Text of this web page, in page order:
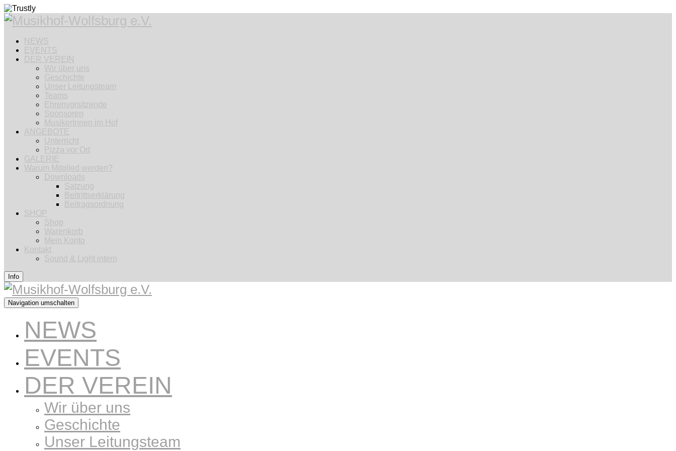
NEWS
EVENTS
DER VEREIN
Wir über uns
Geschichte
Unser Leitungsteam
Teams
Ehrenvorsitzende
Sponsoren
MusikerInnen im Hof
ANGEBOTE
Unterricht
Pizza vor Ort
GALERIE
Warum Mitglied werden?
Downloads
Satzung
Beitrittserklärung
Beitragsordnung
SHOP
Shop
Warenkorb
Mein Konto
Kontakt
Sound & Light intern
Info
Navigation umschalten
NEWS
EVENTS
DER VEREIN
Wir über uns
Geschichte
Unser Leitungsteam